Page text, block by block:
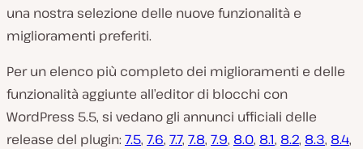
una nostra selezione delle nuove funzionalità e
miglioramenti preferiti.
Per un elenco più completo dei miglioramenti e delle
funzionalità aggiunte all’editor di blocchi con
WordPress 5.5, si vedano gli annunci ufficiali delle
release del plugin: 7.5, 7.6, 7.7, 7.8, 7.9, 8.0, 8.1, 8.2, 8.3, 8.4,